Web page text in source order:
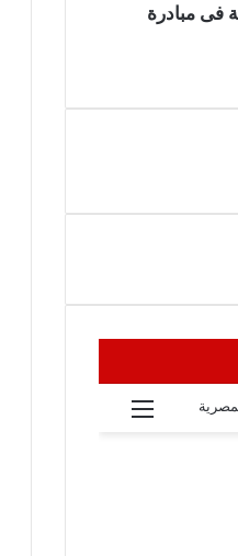
فى مبادرة